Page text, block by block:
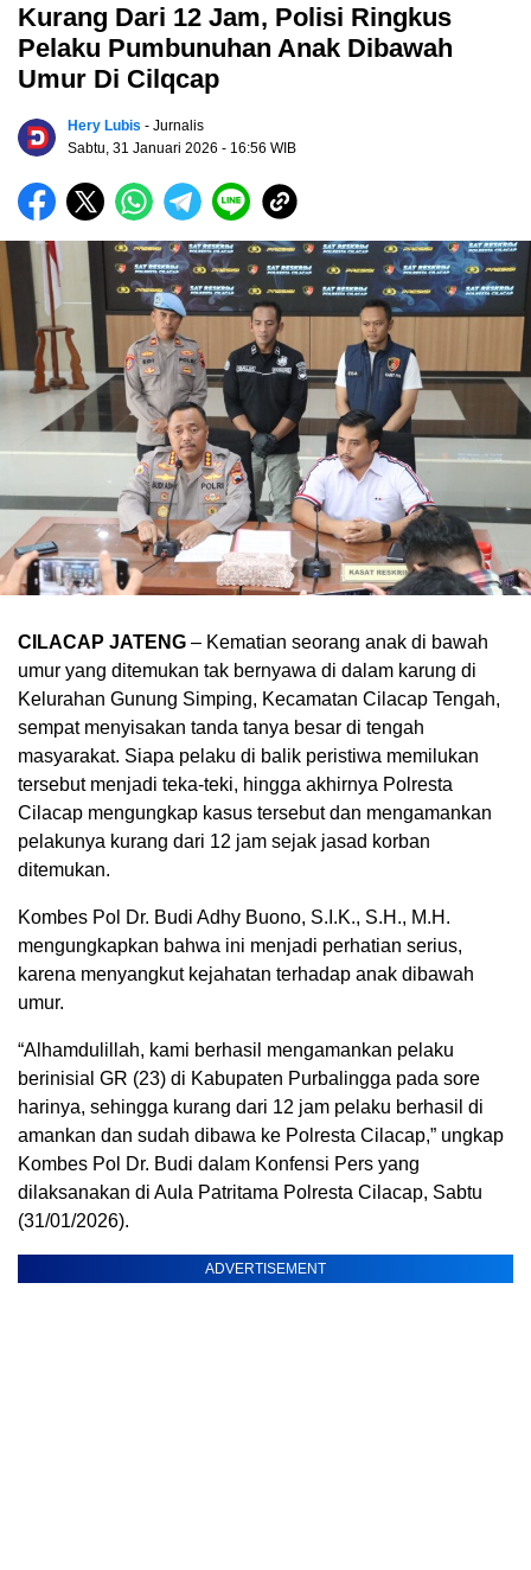
Kurang Dari 12 Jam, Polisi Ringkus
Pelaku Pumbunuhan Anak Dibawah
Umur Di Cilqcap
Hery Lubis - Jurnalis
Sabtu, 31 Januari 2026 - 16:56 WIB
CILACAP JATENG – Kematian seorang anak di bawah
umur yang ditemukan tak bernyawa di dalam karung di
Kelurahan Gunung Simping, Kecamatan Cilacap Tengah,
sempat menyisakan tanda tanya besar di tengah
masyarakat. Siapa pelaku di balik peristiwa memilukan
tersebut menjadi teka-teki, hingga akhirnya Polresta
Cilacap mengungkap kasus tersebut dan mengamankan
pelakunya kurang dari 12 jam sejak jasad korban
ditemukan.
Kombes Pol Dr. Budi Adhy Buono, S.I.K., S.H., M.H.
mengungkapkan bahwa ini menjadi perhatian serius,
karena menyangkut kejahatan terhadap anak dibawah
umur.
“Alhamdulillah, kami berhasil mengamankan pelaku
berinisial GR (23) di Kabupaten Purbalingga pada sore
harinya, sehingga kurang dari 12 jam pelaku berhasil di
amankan dan sudah dibawa ke Polresta Cilacap,” ungkap
Kombes Pol Dr. Budi dalam Konfensi Pers yang
dilaksanakan di Aula Patritama Polresta Cilacap, Sabtu
(31/01/2026).
ADVERTISEMENT